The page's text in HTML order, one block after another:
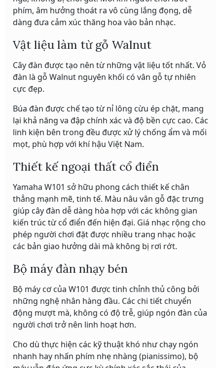
phím, âm hưởng thoát ra vô cùng lắng đọng, dễ
dàng đưa cảm xúc thăng hoa vào bản nhạc.
Vật liệu làm từ gỗ Walnut
Cây đàn được tạo nên từ những vật liệu tốt nhất. Vỏ
đàn là gỗ Walnut nguyên khối có vân gỗ tự nhiên
cực đẹp.
Búa đàn được chế tạo từ nỉ lông cừu ép chặt, mang
lại khả năng va đập chính xác và độ bền cực cao. Các
linh kiện bên trong đều được xử lý chống ẩm và mối
mọt, phù hợp với khí hậu Việt Nam.
Thiết kế ngoại thất cổ điển
Yamaha W101 sở hữu phong cách thiết kế chân
thẳng mạnh mẽ, tinh tế. Màu nâu vân gỗ đặc trưng
giúp cây đàn dễ dàng hòa hợp với các không gian
kiến trúc từ cổ điển đến hiện đại. Giá nhạc rộng cho
phép người chơi đặt được nhiều trang nhạc hoặc
các bản giao hưởng dài mà không bị rơi rớt.
Bộ máy đàn nhạy bén
Bộ máy cơ của W101 được tinh chỉnh thủ công bởi
những nghệ nhân hàng đầu. Các chi tiết chuyển
động mượt mà, không có độ trễ, giúp ngón đàn của
người chơi trở nên linh hoạt hơn.
Cho dù thực hiện các kỹ thuật khó như chạy ngón
nhanh hay nhấn phím nhẹ nhàng (pianissimo), bộ